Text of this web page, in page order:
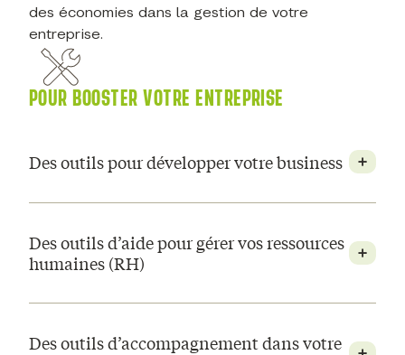
des économies dans la gestion de votre
entreprise.
POUR BOOSTER VOTRE ENTREPRISE
Des outils pour développer votre business
Des outils d’aide pour gérer vos ressources
humaines (RH)
Des outils d’accompagnement dans votre